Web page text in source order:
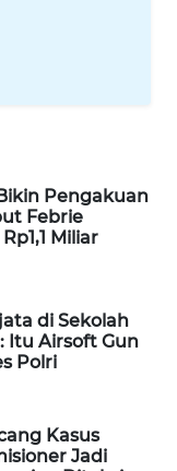
Pengakuan
Febrie
Miliar
di Sekolah
Itu Airsoft Gun
Polri
Kasus
Jadi